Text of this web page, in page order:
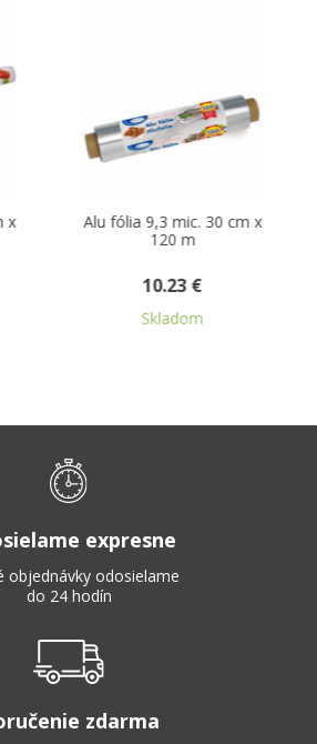
mic. 30 cm x
Lepiaca páska
expresne
objednávky odosielame
do 24 hodín
zdarma